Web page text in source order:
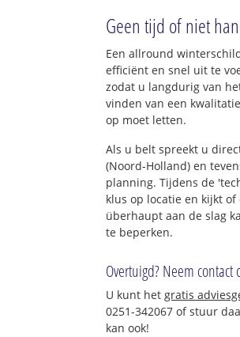
Geen tijd of niet
Een allround
efficiënt en snel uit te
zodat u langdurig van
vinden van een
op moet letten.
Als u belt spreekt u
(Noord-Holland) en
planning. Tijdens de
klus op locatie en kijkt
überhaupt aan de slag
te beperken.
Overtuigd? Neem contact
U kunt hetgratis
0251-342067 of stuur
kan ook!